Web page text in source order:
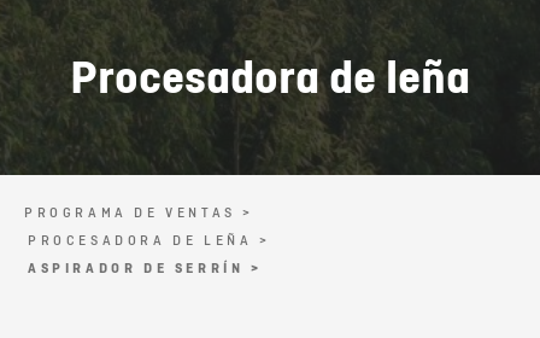
Procesadora de leña
PROGRAMA DE VENTAS >
PROCESADORA DE LEÑA >
ASPIRADOR DE SERRÍN >